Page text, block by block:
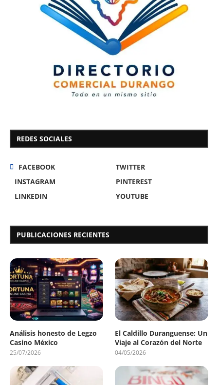
REDES SOCIALES
FACEBOOK
TWITTER
INSTAGRAM
PINTEREST
LINKEDIN
YOUTUBE
PUBLICACIONES RECIENTES
Análisis honesto de Legzo
Casino México
25/07/2026
El Caldillo Duranguense: Un
Viaje al Corazón del Norte
04/05/2026